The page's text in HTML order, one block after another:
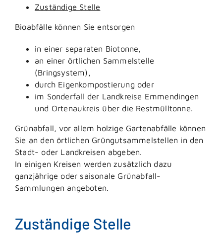
Zuständige Stelle
Bioabfälle können Sie entsorgen
in einer separaten Biotonne,
an einer örtlichen Sammelstelle
(Bringsystem),
durch Eigenkompostierung oder
im Sonderfall der Landkreise Emmendingen
und Ortenaukreis über die Restmülltonne.
Grünabfall, vor allem holzige Gartenabfälle können
Sie an den örtlichen Grüngutsammelstellen in den
Stadt- oder Landkreisen abgeben.
In einigen Kreisen werden zusätzlich dazu
ganzjährige oder saisonale Grünabfall-
Sammlungen angeboten.
Zuständige Stelle